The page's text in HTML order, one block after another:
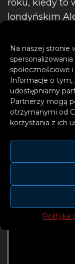
Na naszej stronie
społecznościowe
Informacje o tym,
udostępniamy
Partnerzy mogą
otrzymanymi od
korzystania z ich
Polityka
roku, kiedy to
londyńskim
Europie,